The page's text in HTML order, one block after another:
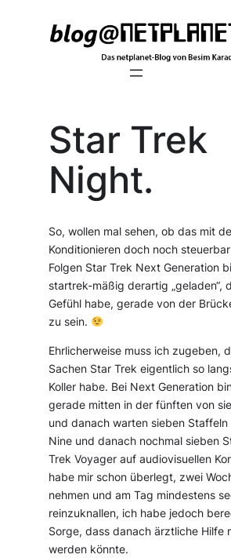
Star Trek
Night.
So, wollen mal sehen, ob das mit
Konditionieren doch noch
Folgen Star Trek Next Generation
startrek-mäßig derartig „geladen“,
Gefühl habe, gerade von der
zu sein.
Ehrlicherweise muss ich zugeben,
Sachen Star Trek eigentlich so
Koller habe. Bei Next Generation
gerade mitten in der fünften von
und danach warten sieben Staffeln
Nine und danach nochmal sieben
Trek Voyager auf audiovisuellen
habe mir schon überlegt, zwei
nehmen und am Tag mindestens
reinzuknallen, ich habe jedoch
Sorge, dass danach ärztliche Hilfe
werden könnte.